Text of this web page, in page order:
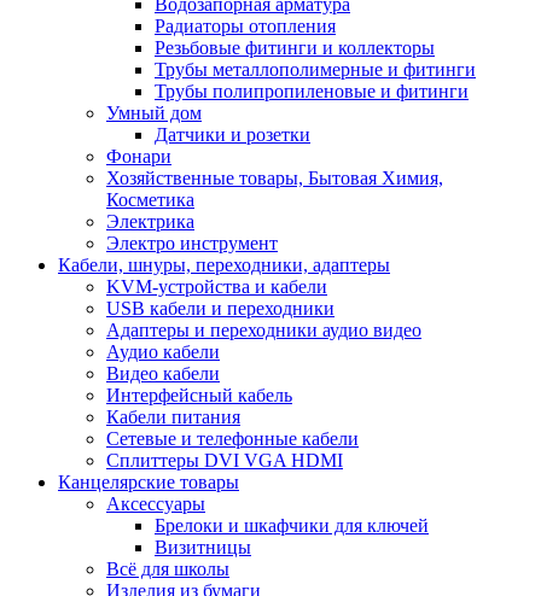
Водозапорная арматура
Радиаторы отопления
Резьбовые фитинги и коллекторы
Трубы металлополимерные и фитинги
Трубы полипропиленовые и фитинги
Умный дом
Датчики и розетки
Фонари
Хозяйственные товары, Бытовая Химия,
Косметика
Электрика
Электро инструмент
Кабели, шнуры, переходники, адаптеры
KVM-устройства и кабели
USB кабели и переходники
Адаптеры и переходники аудио видео
Аудио кабели
Видео кабели
Интерфейсный кабель
Кабели питания
Сетевые и телефонные кабели
Сплиттеры DVI VGA HDMI
Канцелярские товары
Аксессуары
Брелоки и шкафчики для ключей
Визитницы
Всё для школы
Изделия из бумаги